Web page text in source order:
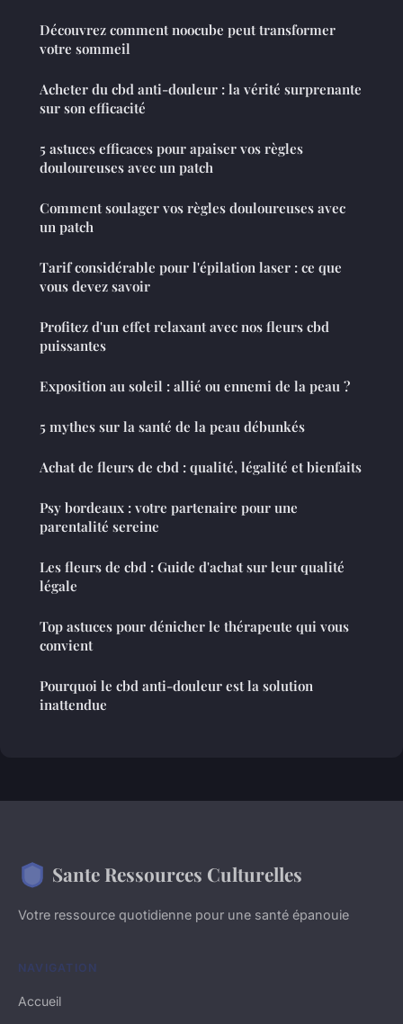
Découvrez comment noocube peut transformer
votre sommeil
Acheter du cbd anti-douleur : la vérité surprenante
sur son efficacité
5 astuces efficaces pour apaiser vos règles
douloureuses avec un patch
Comment soulager vos règles douloureuses avec
un patch
Tarif considérable pour l'épilation laser : ce que
vous devez savoir
Profitez d'un effet relaxant avec nos fleurs cbd
puissantes
Exposition au soleil : allié ou ennemi de la peau ?
5 mythes sur la santé de la peau débunkés
Achat de fleurs de cbd : qualité, légalité et bienfaits
Psy bordeaux : votre partenaire pour une
parentalité sereine
Les fleurs de cbd : Guide d'achat sur leur qualité
légale
Top astuces pour dénicher le thérapeute qui vous
convient
Pourquoi le cbd anti-douleur est la solution
inattendue
Sante Ressources Culturelles
Votre ressource quotidienne pour une santé épanouie
NAVIGATION
Accueil